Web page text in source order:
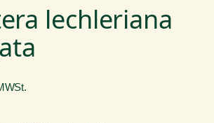
lechleriana